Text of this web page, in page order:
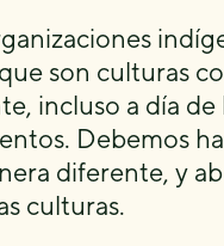
son culturas
incluso a día de
Debemos
diferente, y
culturas.